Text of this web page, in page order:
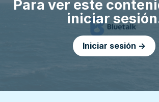
Para ver este
iniciar
Iniciar sesión →